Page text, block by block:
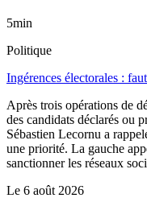
5min
Politique
Ingérences électorales :
Après trois opérations de
des candidats déclarés ou
Sébastien Lecornu a
une priorité. La gauche
sanctionner les réseaux
Le 6 août 2026